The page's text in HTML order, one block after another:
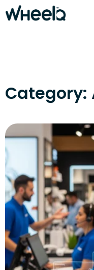
Category: